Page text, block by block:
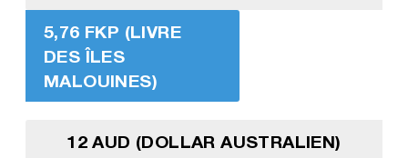
5,76 FKP (LIVRE
DES ÎLES
MALOUINES)
12 AUD (DOLLAR AUSTRALIEN)